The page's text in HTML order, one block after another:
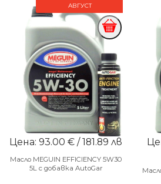
АВГУСТ
Цена: 93.00 € / 181.89 лв
Масло MEGUIN EFFICIENCY 5W30
5L с добавка AutoGar